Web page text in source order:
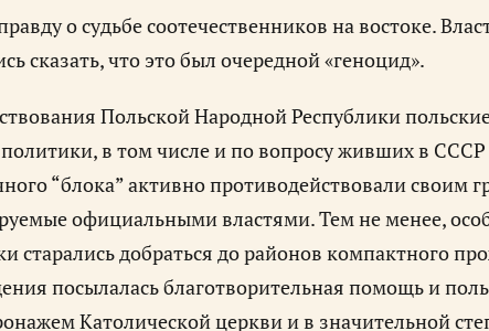
о судьбе соотечественников на востоке.
сказать, что это был очередной «геноцид».
Польской Народной Республики
в том числе и по вопросу живших в
“блока” активно противодействовали своим
официальными властями. Тем не менее,
старались добраться до районов компактного
посылалась благотворительная помощь и
Католической церкви и в значительной